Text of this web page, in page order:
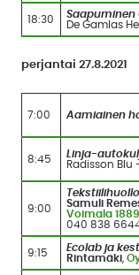
18:30
Saapuminen
De Gamlas
perjantai 27.8.2021
7:00 Aamiainen
8:45 Linja-
Radisson Blu
9:00
Samuli
Voimala 1889
040 838
9:15 Ecolab ja
Rintamäki ,